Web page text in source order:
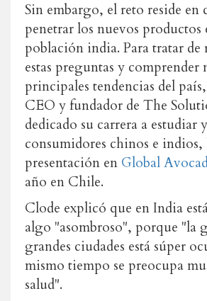
Sin embargo, el reto reside en
penetrar los nuevos productos
población india. Para tratar de
estas preguntas y comprender
principales tendencias del
CEO y fundador de The
dedicado su carrera a estudiar
consumidores chinos e
presentación en Global
año en Chile.
Clode explicó que en India
algo "asombroso", porque "la
grandes ciudades está súper
mismo tiempo se preocupa
salud".